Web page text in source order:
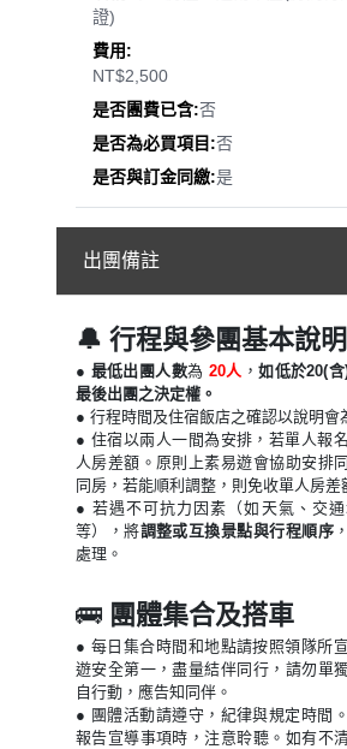
證)
NT$2,500
否
否
是
出團備註
🔔 行程與參團基本說明
● 最低出團人數為 20人 ，如低於20(
最後出團之決定權。
● 行程時間及住宿飯店之確認以說明會
● 住宿以兩人一間為安排，若單人報
人房差額。原則上素易遊會協助安排
同房，若能順利調整，則免收單人房差
● 若遇不可抗力因素（如天氣、交
等），將調整或互換景點與行程順序
處理。
🚌 團體集合及搭車
● 每日集合時間和地點請按照領隊所
遊安全第一，盡量結伴同行，請勿單
自行動，應告知同伴。
● 團體活動請遵守，紀律與規定時間
報告宣導事項時，注意聆聽。如有不